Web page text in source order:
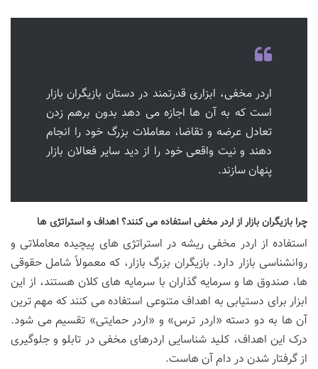
اردر مخفی، ابزاری قدرتمند در دستان بازیگران بازار
است که به آن ها اجازه می دهد بدون برهم زدن
تعادل عرضه و تقاضا، معاملات بزرگ خود را انجام
دهند و نیت واقعی خود را از دید سایر فعالان بازار
پنهان سازند.
چرا بازیگران بازار از اردر مخفی استفاده می کنند؟ اهداف و استراتژی ها
استفاده از اردر مخفی ریشه در استراتژی های پیچیده معاملاتی و
روانشناسی بازار دارد. بازیگران بزرگ بازار، که معمولاً شامل حقوقی
ها، صندوق ها و سرمایه گذاران با سرمایه های کلان هستند، از این
ابزار برای دستیابی به اهداف متنوعی استفاده می کنند که مهم ترین
آن ها به دو دسته «اردر ترس» و «اردر حمایتی» تقسیم می شود.
درک این اهداف، کلید شناسایی اردرهای مخفی در تابلو و جلوگیری
از گرفتار شدن در دام آن هاست.